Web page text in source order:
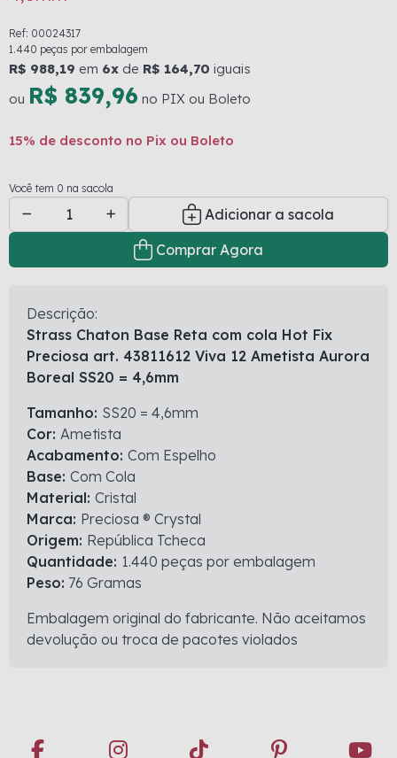
Ref: 00024317
1.440 peças por embalagem
R$ 988,19 em 6x de R$ 164,70 iguais
ou R$ 839,96 no PIX ou Boleto
15% de desconto no Pix ou Boleto
Você tem 0 na sacola
Adicionar a sacola
Comprar Agora
Descrição:
Strass Chaton Base Reta com cola Hot Fix
Preciosa art. 43811612 Viva 12 Ametista Aurora
Boreal SS20 = 4,6mm
Tamanho: SS20 = 4,6mm
Cor: Ametista
Acabamento: Com Espelho
Base: Com Cola
Material: Cristal
Marca: Preciosa ® Crystal
Origem: República Tcheca
Quantidade: 1.440 peças por embalagem
Peso: 76 Gramas
Embalagem original do fabricante. Não aceitamos
devolução ou troca de pacotes violados